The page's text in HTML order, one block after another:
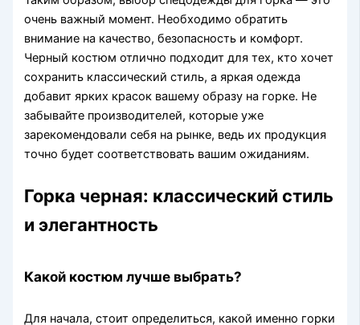
очень важный момент. Необходимо обратить
внимание на качество, безопасность и комфорт.
Черный костюм отлично подходит для тех, кто хочет
сохранить классический стиль, а яркая одежда
добавит ярких красок вашему образу на горке. Не
забывайте производителей, которые уже
зарекомендовали себя на рынке, ведь их продукция
точно будет соответствовать вашим ожиданиям.
Горка черная: классический стиль
и элегантность
Какой костюм лучше выбрать?
Для начала, стоит определиться, какой именно горки